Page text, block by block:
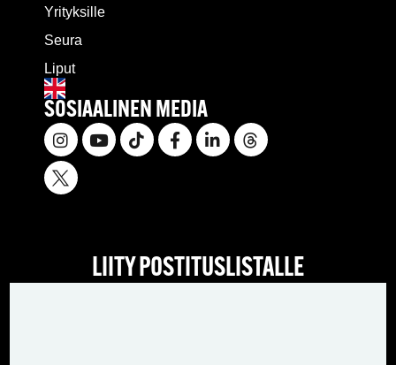
Yrityksille
Seura
Liput
SOSIAALINEN MEDIA
LIITY POSTITUSLISTALLE